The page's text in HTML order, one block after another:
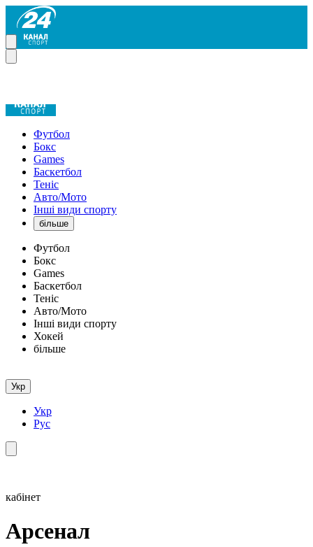
Футбол
Бокс
Games
Баскетбол
Теніс
Авто/Мото
Інші види спорту
більше
Футбол
Бокс
Games
Баскетбол
Теніс
Авто/Мото
Інші види спорту
Хокей
більше
Укр
Укр
Рус
кабінет
Арсенал